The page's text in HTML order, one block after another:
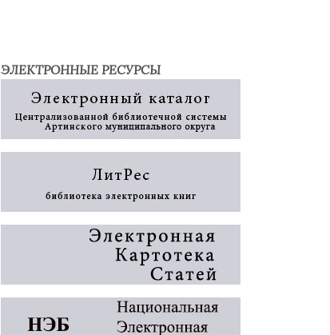
ЭЛЕКТРОННЫЕ РЕСУРСЫ